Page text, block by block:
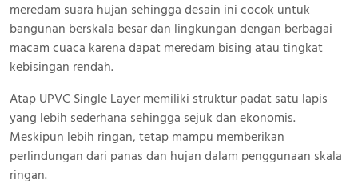
meredam suara hujan sehingga desain ini cocok untuk
bangunan berskala besar dan lingkungan dengan berbagai
macam cuaca karena dapat meredam bising atau tingkat
kebisingan rendah.
Atap UPVC Single Layer memiliki struktur padat satu lapis
yang lebih sederhana sehingga sejuk dan ekonomis.
Meskipun lebih ringan, tetap mampu memberikan
perlindungan dari panas dan hujan dalam penggunaan skala
ringan.